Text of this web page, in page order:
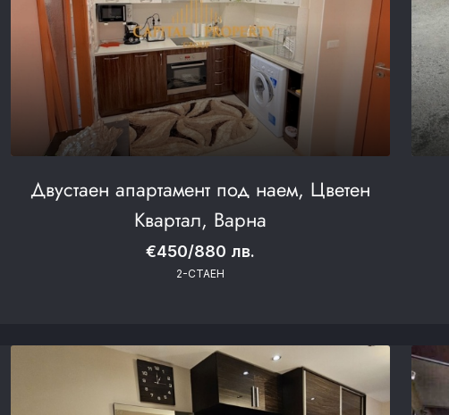
Двустаен апартамент под наем, Цветен
Квартал, Варна
€450/880 лв.
2-СТАЕН